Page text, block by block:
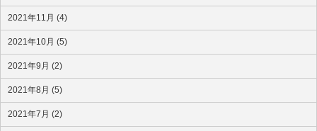
2021年11月 (4)
2021年10月 (5)
2021年9月 (2)
2021年8月 (5)
2021年7月 (2)